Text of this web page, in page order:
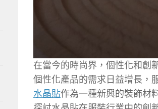
在當今的時尚界，個性化和創
個性化產品的需求日益增長，
水晶貼作為一種新興的裝飾材